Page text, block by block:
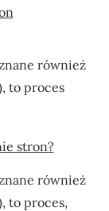
również
to proces
stron?
również
to proces,